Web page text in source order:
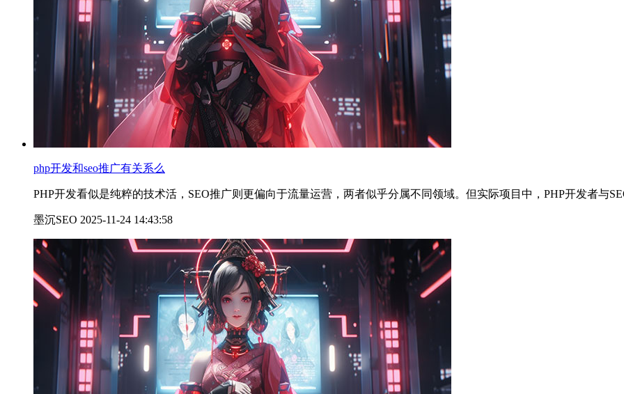
php开发和seo推广有关系么
PHP开发看似是纯粹的技术活，SEO推广则更偏向于流量运营，两者似乎分属不同领域。但实际项目中，PHP开发者与
墨沉SEO 2025-11-24 14:43:58